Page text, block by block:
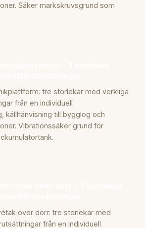
Säker markskruvsgrund som
tre storlekar med verkliga
från en individuell
källhänvisning till bygglog och
Vibrationssäker grund för
över dörr: tre storlekar med
från en individuell